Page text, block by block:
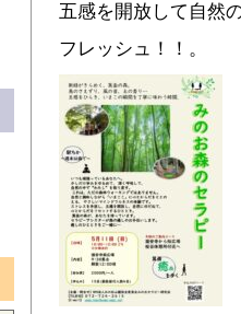
五感を開放して自然
フレッシュ！！。